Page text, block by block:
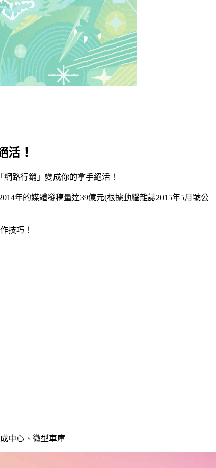
活！
路行銷」變成你的拿手絕活！
年的媒體發稿量達39億元(根據動腦雜誌2015年5月號公
技巧！
中心、微型車庫